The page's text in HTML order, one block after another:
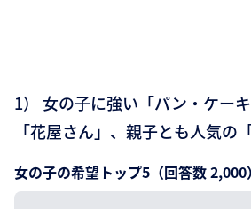
1） 女の子に強い「パン・ケー
「花屋さん」、親子とも人気の
女の子の希望トップ5（回答数 2,000